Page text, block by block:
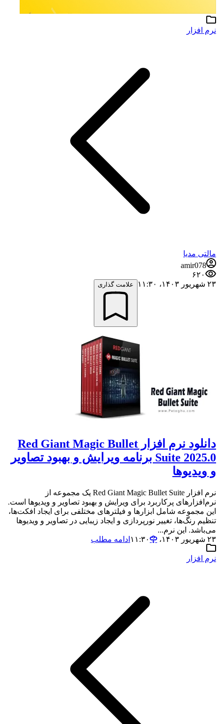
نرم افزار
مالتی مدیا
amir078
۶۲۰
۲۳ شهریور ۱۴۰۳،‏ ۱۱:۳۰
علامت گذاری
دانلود نرم افزار Red Giant Magic Bullet
Suite 2025.0 برنامه ویرایش و بهبود تصاویر
و ویدیوها
نرم افزار Red Giant Magic Bullet Suite یک مجموعه از
نرم‌افزارهای پرکاربرد برای ویرایش و بهبود تصاویر و ویدیوها است.
این مجموعه شامل ابزارها و فیلترهای مختلفی برای ایجاد افکت‌ها،
تنظیم رنگ‌ها، تغییر نورپردازی و ایجاد زیبایی در تصاویر و ویدیوها
می‌باشد. این نرم...
۲۳ شهریور ۱۴۰۳،‏ ۱۱:۳۰
ادامه مطلب
نرم افزار